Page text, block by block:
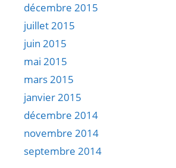
décembre 2015
juillet 2015
juin 2015
mai 2015
mars 2015
janvier 2015
décembre 2014
novembre 2014
septembre 2014